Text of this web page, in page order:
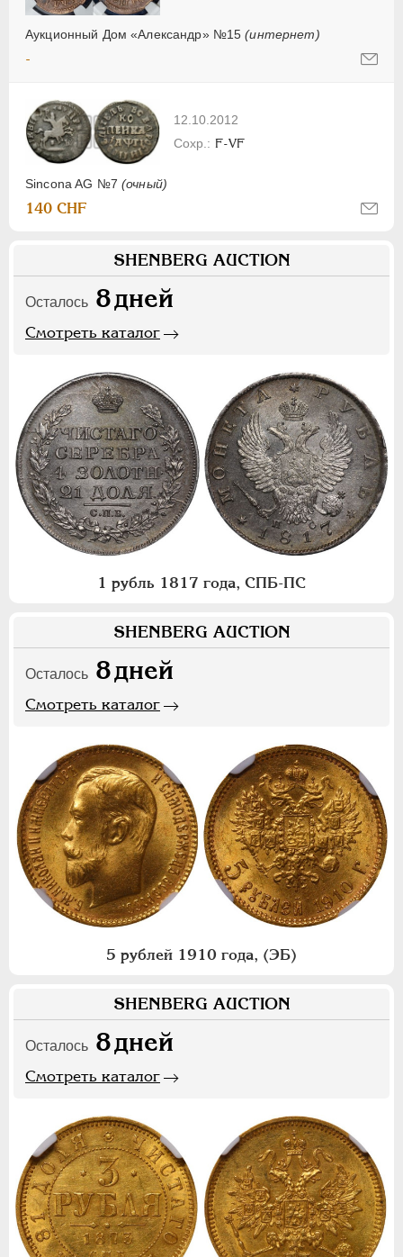
Аукционный Дом «Александр» №15(интернет)
-
12.10.2012
Sincona AG №7 (очный)
F-VF
140 CHF
SHENBERG AUCTION
Осталось 8дней
Смотреть каталог
1 рубль 1817 года, СПБ-ПС
SHENBERG AUCTION
Осталось 8дней
Смотреть каталог
5 рублей 1910 года, (ЭБ)
SHENBERG AUCTION
Осталось 8дней
Смотреть каталог